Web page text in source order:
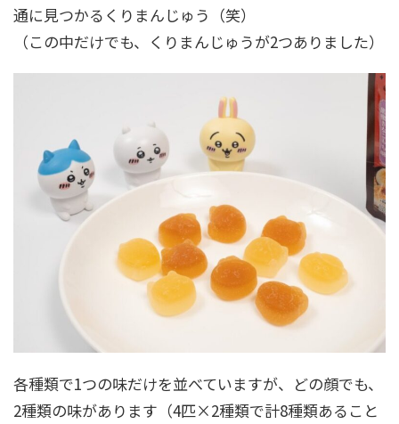
通に見つかるくりまんじゅう（笑）
（この中だけでも、くりまんじゅうが2つありました）
各種類で1つの味だけを並べていますが、どの顔でも、
2種類の味があります（4匹×2種類で計8種類あること